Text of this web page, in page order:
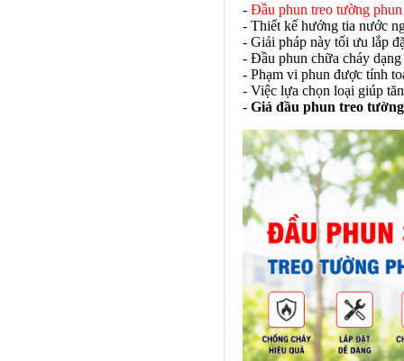
- Đầu phun treo tường
- Thiết kế hướng tia nước
- Giải pháp này tối ưu lắp
- Đầu phun chữa cháy
- Phạm vi phun được tính
- Việc lựa chọn loại giúp
- Giá đầu phun treo